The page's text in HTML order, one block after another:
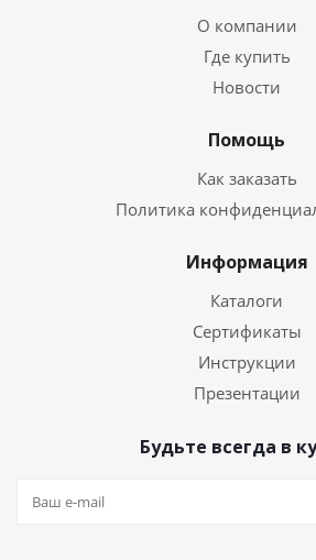
О компании
Где купить
Новости
Помощь
Как заказать
Политика
Информация
Каталоги
Сертификаты
Инструкции
Презентации
Будьте всегда в